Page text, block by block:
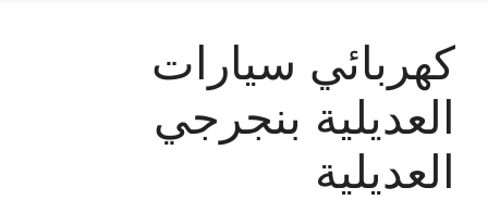
كهربائي سيارات
العديلية بنجرجي
العديلية